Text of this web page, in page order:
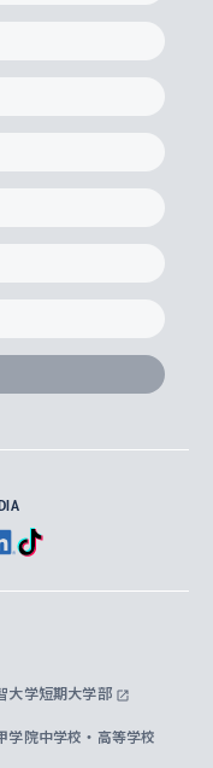
考える６学科連携
科
所
ションセンター
の使用について
内
費留学生
大学で学ぶ)
講生
新制度
ティへの取り組み
ィア
ンティティ
ティティ
歌
での撮影について
情報公表
大学短期大学部
学院中学校・高等学校